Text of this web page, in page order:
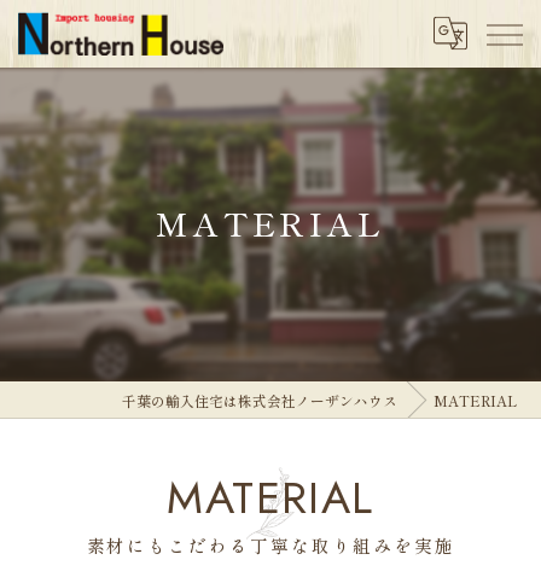
MATERIAL
千葉の輸入住宅は株式会社ノーザンハウス MATERIAL
MATERIAL
素材にもこだわる丁寧な取り組みを実施